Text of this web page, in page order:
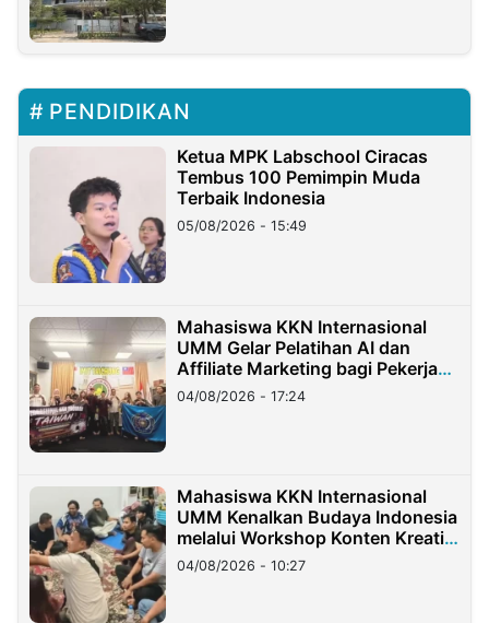
PENDIDIKAN
Ketua MPK Labschool Ciracas
Tembus 100 Pemimpin Muda
Terbaik Indonesia
05/08/2026 - 15:49
Mahasiswa KKN Internasional
UMM Gelar Pelatihan AI dan
Affiliate Marketing bagi Pekerja
Migran Indonesia di Taiwan
04/08/2026 - 17:24
Mahasiswa KKN Internasional
UMM Kenalkan Budaya Indonesia
melalui Workshop Konten Kreatif
di Taiwan
04/08/2026 - 10:27